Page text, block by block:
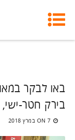
באו לבקר
בירק חטר-
ON 7 במרץ 2018